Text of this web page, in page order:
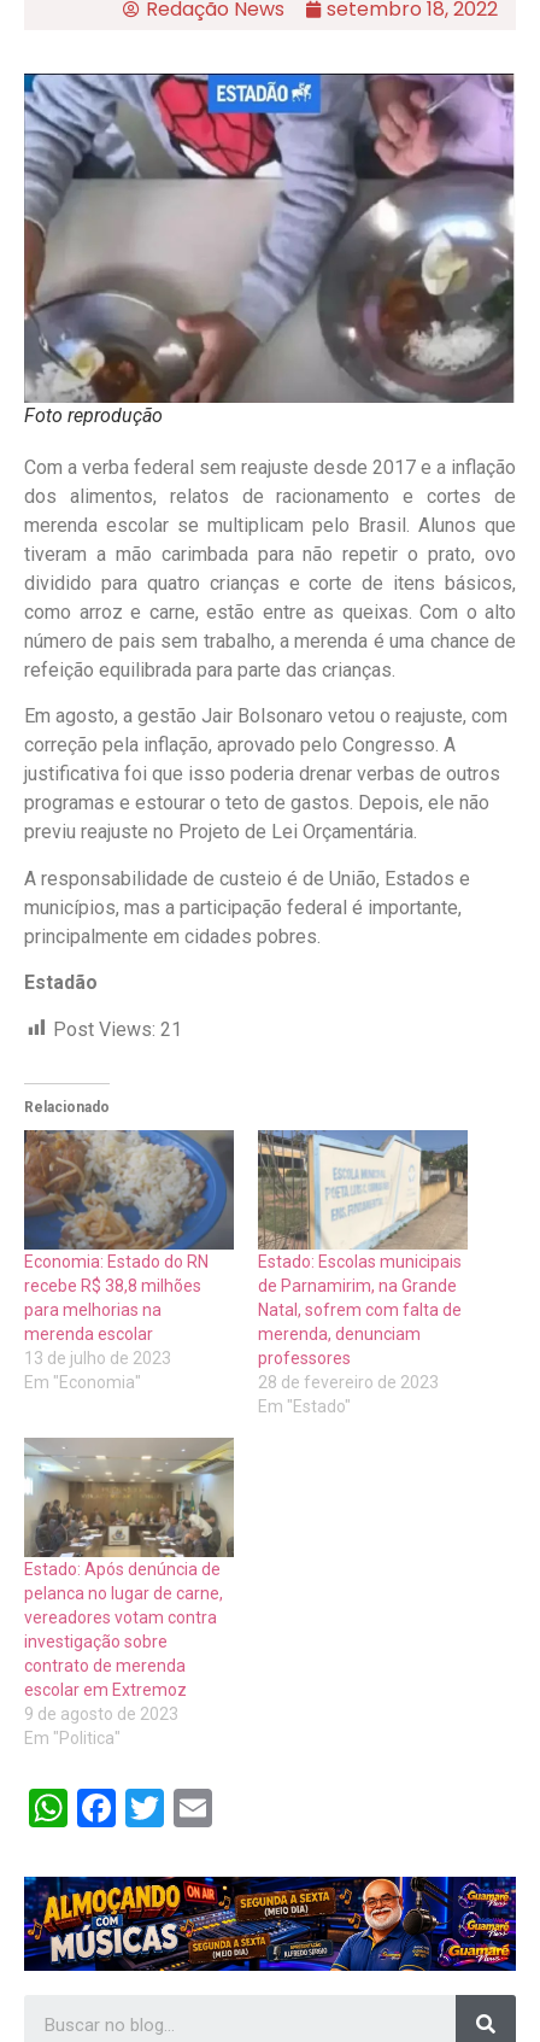
Redação News setembro 18, 2022
Foto reprodução
Com a verba federal sem reajuste desde 2017 e a inflação
dos alimentos, relatos de racionamento e cortes de
merenda escolar se multiplicam pelo Brasil. Alunos que
tiveram a mão carimbada para não repetir o prato, ovo
dividido para quatro crianças e corte de itens básicos,
como arroz e carne, estão entre as queixas. Com o alto
número de pais sem trabalho, a merenda é uma chance de
refeição equilibrada para parte das crianças.
Em agosto, a gestão Jair Bolsonaro vetou o reajuste, com
correção pela inflação, aprovado pelo Congresso. A
justificativa foi que isso poderia drenar verbas de outros
programas e estourar o teto de gastos. Depois, ele não
previu reajuste no Projeto de Lei Orçamentária.
A responsabilidade de custeio é de União, Estados e
municípios, mas a participação federal é importante,
principalmente em cidades pobres.
Estadão
Post Views: 21
Relacionado
Economia: Estado do RN
recebe R$ 38,8 milhões
para melhorias na
merenda escolar
13 de julho de 2023
Em "Economia"
Estado: Escolas municipais
de Parnamirim, na Grande
Natal, sofrem com falta de
merenda, denunciam
professores
28 de fevereiro de 2023
Em "Estado"
Estado: Após denúncia de
pelanca no lugar de carne,
vereadores votam contra
investigação sobre
contrato de merenda
escolar em Extremoz
9 de agosto de 2023
Em "Politica"
WhatsApp
Facebook
Twitter